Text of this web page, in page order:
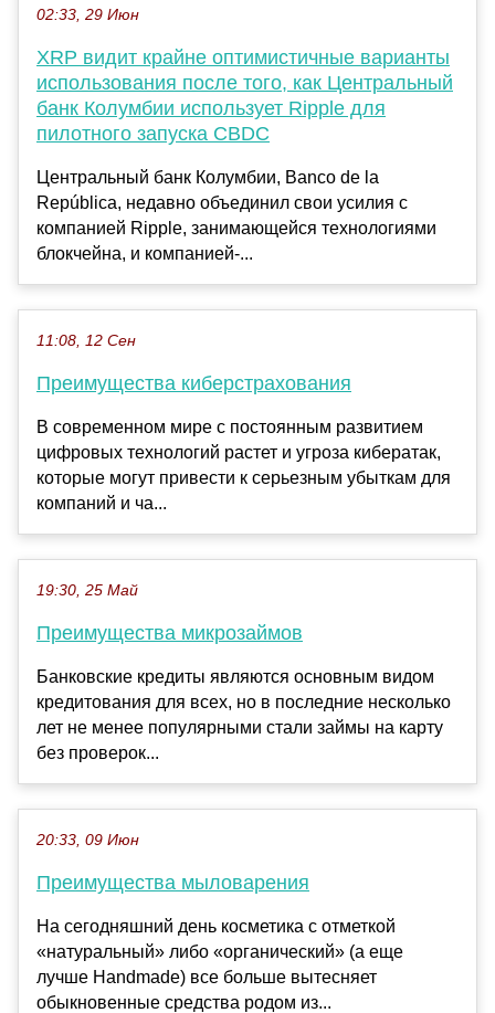
02:33, 29 Июн
XRP видит крайне оптимистичные варианты
использования после того, как Центральный
банк Колумбии использует Ripple для
пилотного запуска CBDC
Центральный банк Колумбии, Banco de la
República, недавно объединил свои усилия с
компанией Ripple, занимающейся технологиями
блокчейна, и компанией-...
11:08, 12 Сен
Преимущества киберстрахования
В современном мире с постоянным развитием
цифровых технологий растет и угроза кибератак,
которые могут привести к серьезным убыткам для
компаний и ча...
19:30, 25 Май
Преимущества микрозаймов
Банковские кредиты являются основным видом
кредитования для всех, но в последние несколько
лет не менее популярными стали займы на карту
без проверок...
20:33, 09 Июн
Преимущества мыловарения
На сегодняшний день косметика с отметкой
«натуральный» либо «органический» (а еще
лучше Handmade) все больше вытесняет
обыкновенные средства родом из...